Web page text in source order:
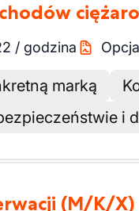
/ godzina
marką
i
(M/K/X)